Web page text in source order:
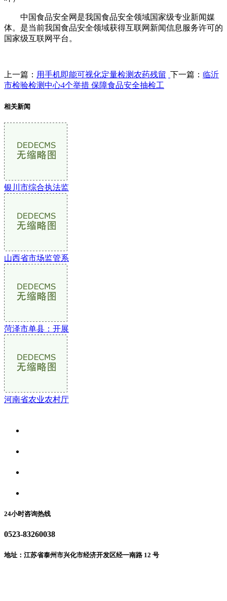
中国食品安全网是我国食品安全领域国家级专业新闻媒
体。是当前我国食品安全领域获得互联网新闻信息服务许可的
国家级互联网平台。
上一篇： 用手机即能可视化定量检测农药残留 下一篇： 临沂
市检验检测中心4个举措 保障食品安全抽检工
相关新闻
银川市综合执法监
山西省市场监管系
菏泽市单县：开展
河南省农业农村厅
24小时咨询热线
0523-83260038
地址：江苏省泰州市兴化市经济开发区经一南路 12 号